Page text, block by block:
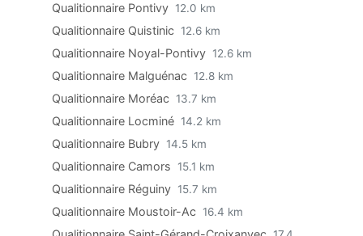
Qualitionnaire Pontivy 12.0 km
Qualitionnaire Quistinic 12.6 km
Qualitionnaire Noyal-Pontivy 12.6 km
Qualitionnaire Malguénac 12.8 km
Qualitionnaire Moréac 13.7 km
Qualitionnaire Locminé 14.2 km
Qualitionnaire Bubry 14.5 km
Qualitionnaire Camors 15.1 km
Qualitionnaire Réguiny 15.7 km
Qualitionnaire Moustoir-Ac 16.4 km